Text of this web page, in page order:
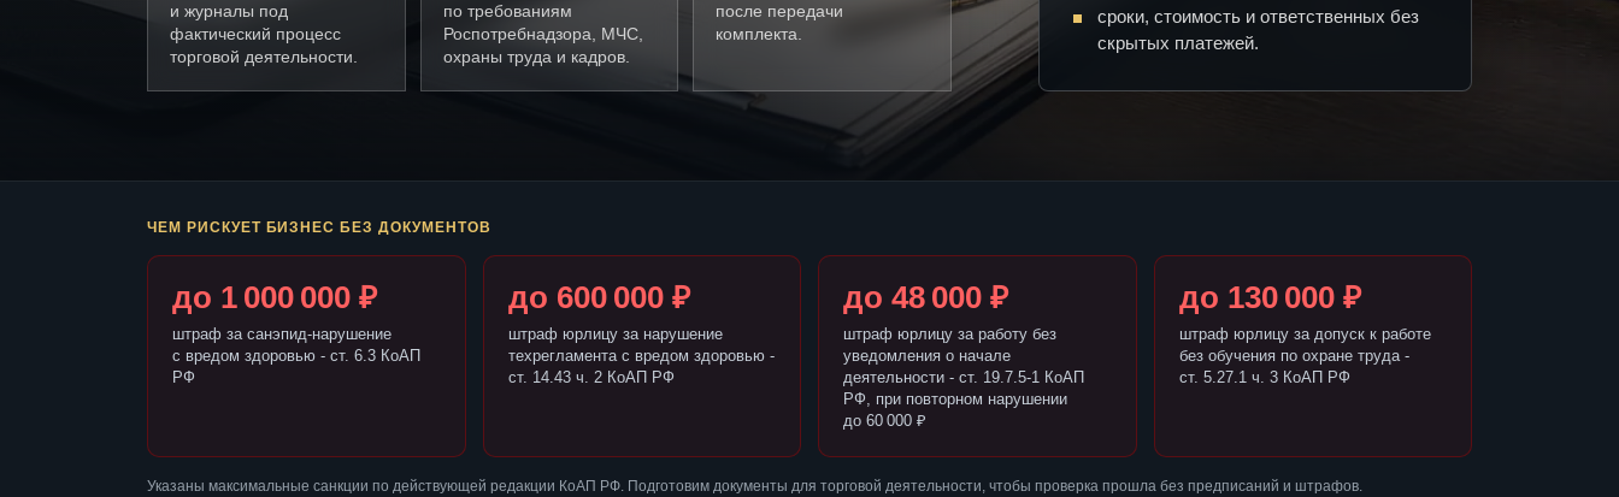
и журналы под
фактический процесс
торговой деятельности.
по требованиям
Роспотребнадзора, МЧС,
охраны труда и кадров.
после передачи
комплекта.
сроки, стоимость и ответственных без
скрытых платежей.
ЧЕМ РИСКУЕТ БИЗНЕС БЕЗ ДОКУМЕНТОВ
до 1 000 000 ₽
штраф за санэпид-нарушение
с вредом здоровью - ст. 6.3 КоАП
РФ
до 600 000 ₽
штраф юрлицу за нарушение
техрегламента с вредом здоровью -
ст. 14.43 ч. 2 КоАП РФ
до 48 000 ₽
штраф юрлицу за работу без
уведомления о начале
деятельности - ст. 19.7.5-1 КоАП
РФ, при повторном нарушении
до 60 000 ₽
до 130 000 ₽
штраф юрлицу за допуск к работе
без обучения по охране труда -
ст. 5.27.1 ч. 3 КоАП РФ
Указаны максимальные санкции по действующей редакции КоАП РФ. Подготовим документы для торговой деятельности, чтобы проверка прошла без предписаний и штрафов.